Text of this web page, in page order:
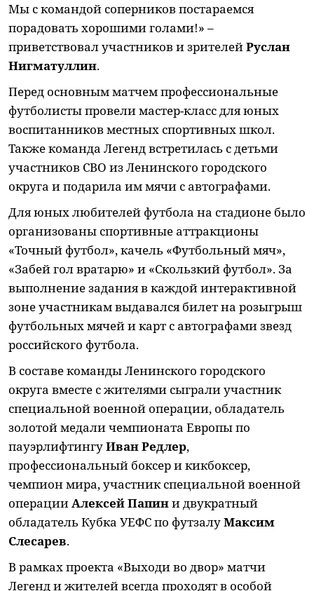
Мы с командой соперников постараемся
порадовать хорошими голами!» –
приветствовал участников и зрителейРуслан
Нигматуллин.
Перед основным матчем профессиональные
футболисты провели мастер-класс для юных
воспитанников местных спортивных школ.
Также команда Легенд встретилась с детьми
участников СВО из Ленинского городского
округа и подарила им мячи с автографами.
Для юных любителей футбола на стадионе было
организованы спортивные аттракционы
«Точный футбол», качель «Футбольный мяч»,
«Забей гол вратарю» и «Скользкий футбол». За
выполнение задания в каждой интерактивной
зоне участникам выдавался билет на розыгрыш
футбольных мячей и карт с автографами звезд
российского футбола.
В составе команды Ленинского городского
округа вместе с жителями сыграли участник
специальной военной операции, обладатель
золотой медали чемпионата Европы по
пауэрлифтингуИван Редлер,
профессиональный боксер и кикбоксер,
чемпион мира, участник специальной военной
операцииАлексей Папини двукратный
обладатель Кубка УЕФС по футзалуМаксим
Слесарев.
В рамках проекта «Выходи во двор» матчи
Легенд и жителей всегда проходят в особой